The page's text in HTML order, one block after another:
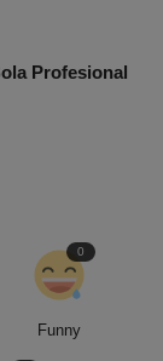
Profesional
Funny
0